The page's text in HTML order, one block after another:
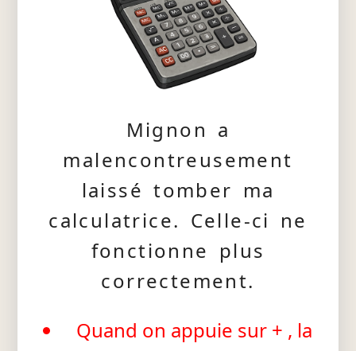
Mignon a
malencontreusement
laissé tomber ma
calculatrice. Celle-ci ne
fonctionne plus
correctement.
Quand on appuie sur + , la